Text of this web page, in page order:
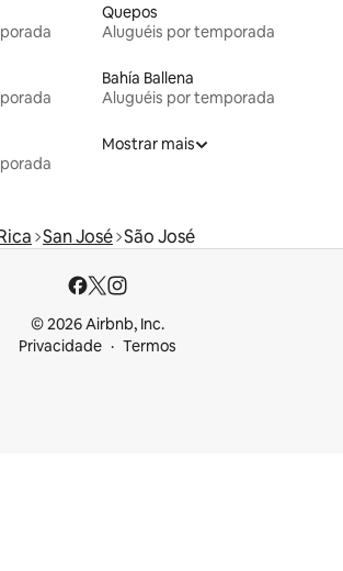
Quepos
Aluguéis por temporada
Bahía Ballena
Aluguéis por temporada
Mostrar mais
San José São José
© 2026 Airbnb, Inc.
Privacidade
Termos